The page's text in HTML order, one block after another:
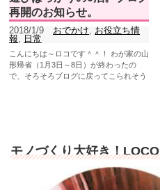
再開のお知らせ。
2018/1/9 おでかけ, お役立ち情
報, 日常
こんにちは～ロコです＾＾！ わが家の山
形帰省（1月3日～8日）が終わったの
で、そろそろブログに戻ってこられそう
モノづくり大好き！LOCO